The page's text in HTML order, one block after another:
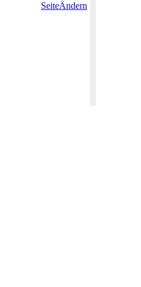
SeiteÄndern